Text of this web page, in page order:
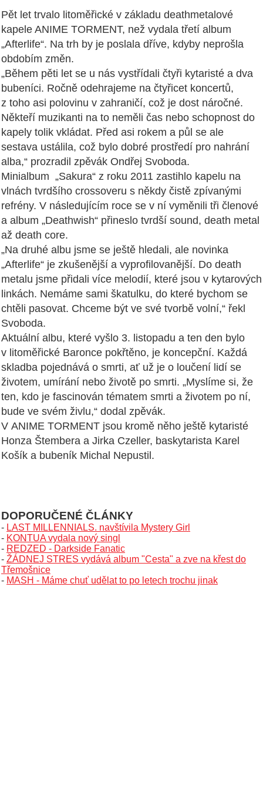
Pět let trvalo litoměřické v základu deathmetalové
kapele ANIME TORMENT, než vydala třetí album
„Afterlife“. Na trh by je poslala dříve, kdyby neprošla
obdobím změn.
„Během pěti let se u nás vystřídali čtyři kytaristé a dva
bubeníci. Ročně odehrajeme na čtyřicet koncertů,
z toho asi polovinu v zahraničí, což je dost náročné.
Někteří muzikanti na to neměli čas nebo schopnost do
kapely tolik vkládat. Před asi rokem a půl se ale
sestava ustálila, což bylo dobré prostředí pro nahrání
alba,“ prozradil zpěvák Ondřej Svoboda.
Minialbum „Sakura“ z roku 2011 zastihlo kapelu na
vlnách tvrdšího crossoveru s někdy čistě zpívanými
refrény. V následujícím roce se v ní vyměnili tři členové
a album „Deathwish“ přineslo tvrdší sound, death metal
až death core.
„Na druhé albu jsme se ještě hledali, ale novinka
„Afterlife“ je zkušenější a vyprofilovanější. Do death
metalu jsme přidali více melodií, které jsou v kytarových
linkách. Nemáme sami škatulku, do které bychom se
chtěli pasovat. Chceme být ve své tvorbě volní,“ řekl
Svoboda.
Aktuální albu, které vyšlo 3. listopadu a ten den bylo
v litoměřické Baronce pokřtěno, je koncepční. Každá
skladba pojednává o smrti, ať už je o loučení lidí se
životem, umírání nebo životě po smrti. „Myslíme si, že
ten, kdo je fascinován tématem smrti a životem po ní,
bude ve svém živlu,“ dodal zpěvák.
V ANIME TORMENT jsou kromě něho ještě kytaristé
Honza Štembera a Jirka Czeller, baskytarista Karel
Košík a bubeník Michal Nepustil.
DOPORUČENÉ ČLÁNKY
- LAST MILLENNIALS. navštívila Mystery Girl
- KONTUA vydala nový singl
- REDZED - Darkside Fanatic
- ŽÁDNEJ STRES vydává album "Cesta" a zve na křest do
Třemošnice
- MASH - Máme chuť udělat to po letech trochu jinak